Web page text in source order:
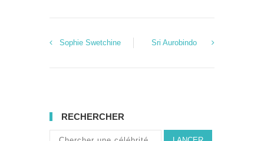
Sophie Swetchine Sri Aurobindo
RECHERCHER